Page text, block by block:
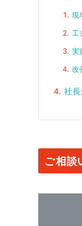
現
工
実
改
社
ご相談